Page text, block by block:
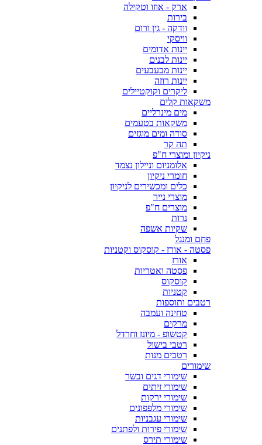
ארק - אוזו וטקילה
בירות
וודקה - גין ורום
וויסקי
יינות אדומים
יינות לבנים
יינות מבעבעים
יינות רוזה
ליקרים וקוקטיילים
משקאות קלים
מים מינרליים
משקאות בטעמים
סודה ומים מוגזים
תה קר
ניקיון ומוצרי ח"פ
אלומניום וניילון נצמד
חומרי ניקיון
כלים ומכשירים לניקיון
מוצרי נייר
מוצרים ח"פ
נרות
שקיות אשפה
פחם ומנגל
פסטה - אורז - קוסקוס וקטניות
אורז
פסטה ואטריות
קוסקוס
קטניות
רטבים ותוספות
טחינה ועמבה
מרקים
קטשופ - מיונז וחרדל
רטבי בישול
רטבים מנות
שימורים
שימורי דגים ובשר
שימורי זיתים
שימורי ירקות
שימורי מלפפונים
שימורי עגבניות
שימורי פירות ולפתנים
שימורי תירס